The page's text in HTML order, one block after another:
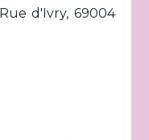
d'Ivry, 69004